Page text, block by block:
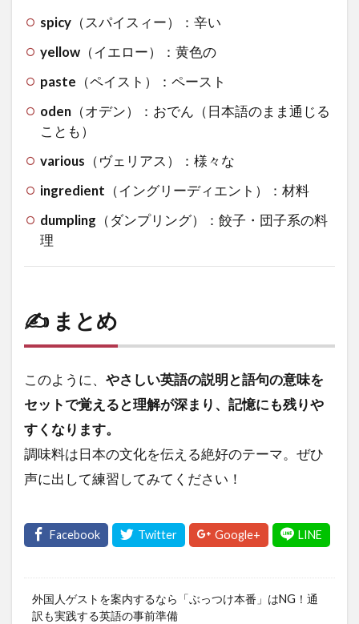
spicy （スパイスィー）：辛い
yellow （イエロー）：黄色の
paste （ペイスト）：ペースト
oden （オデン）：おでん（日本語のまま通じる
ことも）
various （ヴェリアス）：様々な
ingredient （イングリーディエント）：材料
dumpling （ダンプリング）：餃子・団子系の料
理
✍️ まとめ
このように、 やさしい英語の説明と語句の意味を
セットで覚えると理解が深まり、記憶にも残りや
すくなります。
調味料は日本の文化を伝える絶好のテーマ。ぜひ
声に出して練習してみてください！
外国人ゲストを案内するなら「ぶっつけ本番」はNG！通
訳も実践する英語の事前準備